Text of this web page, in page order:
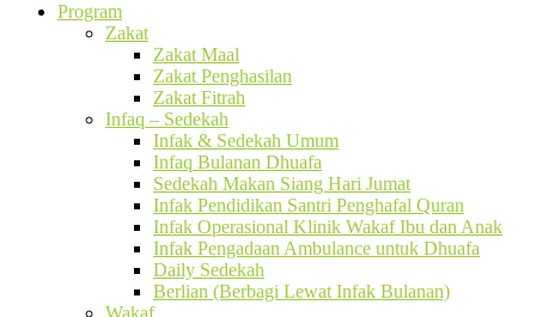
Program
Zakat
Zakat Maal
Zakat Penghasilan
Zakat Fitrah
Infaq – Sedekah
Infak & Sedekah Umum
Infaq Bulanan Dhuafa
Sedekah Makan Siang Hari Jumat
Infak Pendidikan Santri Penghafal Quran
Infak Operasional Klinik Wakaf Ibu dan Anak
Infak Pengadaan Ambulance untuk Dhuafa
Daily Sedekah
Berlian (Berbagi Lewat Infak Bulanan)
Wakaf